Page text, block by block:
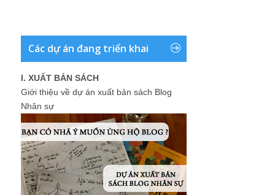
Các dự án đang triển khai
I. XUẤT BẢN SÁCH
Giới thiệu về dự án xuất bản sách Blog
Nhân sự